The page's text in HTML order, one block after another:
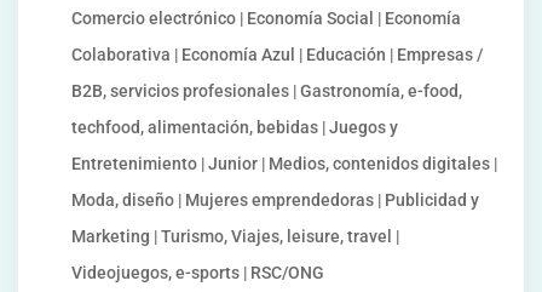
Comercio electrónico | Economía Social | Economía
Colaborativa | Economía Azul | Educación | Empresas /
B2B, servicios profesionales | Gastronomía, e-food,
techfood, alimentación, bebidas | Juegos y
Entretenimiento | Junior | Medios, contenidos digitales |
Moda, diseño | Mujeres emprendedoras | Publicidad y
Marketing | Turismo, Viajes, leisure, travel |
Videojuegos, e-sports | RSC/ONG